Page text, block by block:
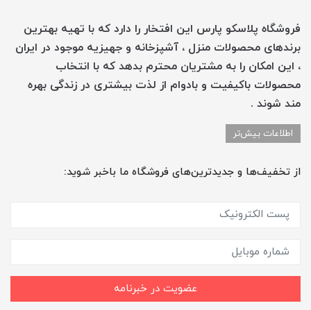
فروشگاه پلاسکو پارس این افتخار را دارد که با تهیه بهترین
برندهای محصولات منزل ، آشپزخانه و جهیزیه موجود در ایران
، این امکان را به مشتریان محترم بدهد که با انتخاب
محصولات باکیفیت و بادوام از لذت بیشتری در زندگی بهره
مند شوند .
اطلاعات بیش‌تر
از تخفیف‌ها و جدیدترین‌های فروشگاه ما باخبر شوید:
عضویت در خبرنامه